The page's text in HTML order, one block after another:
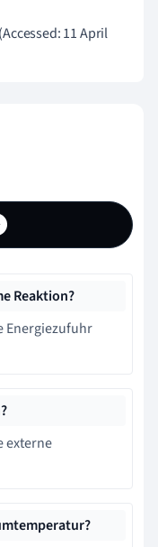
11 April
Reaktion?
Energiezufuhr
externe